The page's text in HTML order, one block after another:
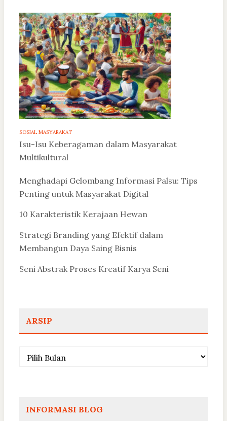
SOSIAL MASYARAKAT
Isu-Isu Keberagaman dalam Masyarakat
Multikultural
Menghadapi Gelombang Informasi Palsu: Tips
Penting untuk Masyarakat Digital
10 Karakteristik Kerajaan Hewan
Strategi Branding yang Efektif dalam
Membangun Daya Saing Bisnis
Seni Abstrak Proses Kreatif Karya Seni
ARSIP
Arsip
INFORMASI BLOG